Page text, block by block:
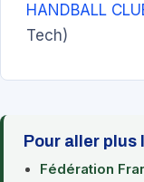
HANDBALL
Tech)
Pour aller
Fédération